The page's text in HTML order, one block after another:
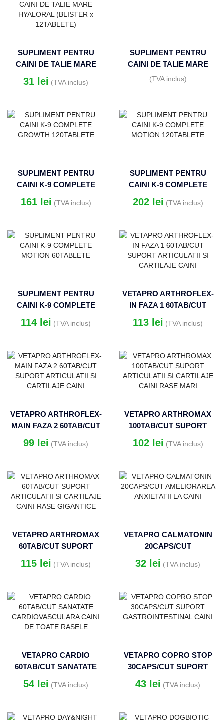
SUPLIMENT PENTRU
CAINI DE TALIE MARE
HYALORAL (BLISTER x
12TABLETE)
31 lei (TVA inclus)
SUPLIMENT PENTRU
CAINI DE TALIE MARE
HYALORAL (BLISTER x
(TVA inclus)
SUPLIMENT PENTRU
CAINI K-9 COMPLETE
GROWTH 120TABLETE
161 lei (TVA inclus)
SUPLIMENT PENTRU
CAINI K-9 COMPLETE
MOTION 120TABLETE
202 lei (TVA inclus)
SUPLIMENT PENTRU
CAINI K-9 COMPLETE
MOTION 60TABLETE
114 lei (TVA inclus)
VETAPRO ARTHROFLEX-
IN FAZA 1 60TAB/CUT
SUPORT ARTICULATII SI
CARTILAJE CAINI
113 lei (TVA inclus)
VETAPRO ARTHROFLEX-
MAIN FAZA 2 60TAB/CUT
SUPORT ARTICULATII SI
CARTILAJE CAINI
99 lei (TVA inclus)
VETAPRO ARTHROMAX
100TAB/CUT SUPORT
ARTICULATII SI
CARTILAJE CAINI RASE
102 lei (TVA inclus)
VETAPRO ARTHROMAX
60TAB/CUT SUPORT
ARTICULATII SI
CARTILAJE CAINI RASE
115 lei (TVA inclus)
VETAPRO CALMATONIN
20CAPS/CUT
AMELIORAREA
ANXIETATII LA CAINI
32 lei (TVA inclus)
VETAPRO CARDIO
60TAB/CUT SANATATE
CARDIOVASCULARA
CAINI DE TOATE RASELE
54 lei (TVA inclus)
VETAPRO COPRO STOP
30CAPS/CUT SUPORT
GASTROINTESTINAL
CAINI
43 lei (TVA inclus)